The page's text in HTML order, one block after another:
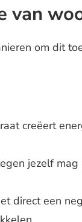
van
om dit
creëert
jezelf
direct een